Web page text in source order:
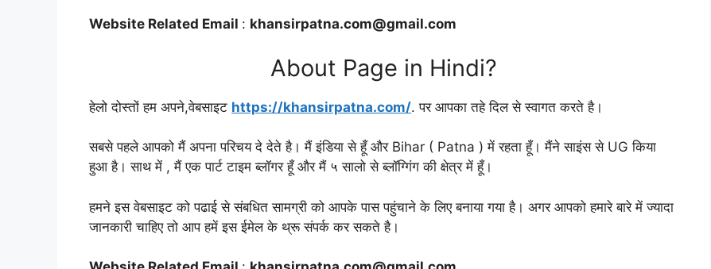
Website Related Email : khansirpatna.com@gmail.com
About Page in Hindi?
हेलो दोस्तों हम अपने,वेबसाइट https://khansirpatna.com/. पर आपका तहे दिल से स्वागत करते है।
सबसे पहले आपको मैं अपना परिचय दे देते है। मैं इंडिया से हूँ और Bihar ( Patna ) में रहता हूँ। मैंने साइंस से UG किया
हुआ है। साथ में , मैं एक पार्ट टाइम ब्लॉगर हूँ और मैं ५ सालो से ब्लॉग्गिंग की क्षेत्र में हूँ।
हमने इस वेबसाइट को पढाई से संबधित सामग्री को आपके पास पहुंचाने के लिए बनाया गया है। अगर आपको हमारे बारे में ज्यादा
जानकारी चाहिए तो आप हमें इस ईमेल के थ्रू संपर्क कर सकते है।